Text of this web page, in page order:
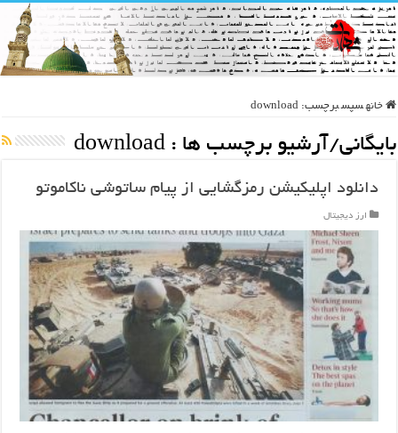
خانه سپس برچسب: download
بایگانی/آرشیو برچسب ها : download
دانلود اپلیکیشن رمزگشایی از پیام ساتوشی ناکاموتو
ارز دیجیتال